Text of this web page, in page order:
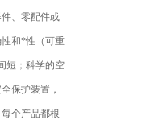
、零配件或
和*性（可重
短；科学的空
保护装置，
个产品都根